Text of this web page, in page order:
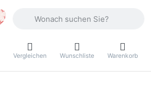
Vergleichen Wunschliste Warenkorb